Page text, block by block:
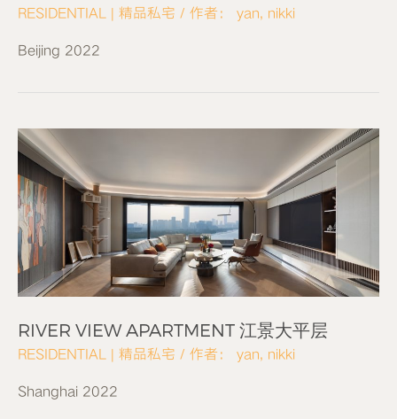
RESIDENTIAL | 精品私宅 / 作者： yan, nikki
Beijing 2022
RIVER VIEW APARTMENT 江景大平层
RESIDENTIAL | 精品私宅 / 作者： yan, nikki
Shanghai 2022